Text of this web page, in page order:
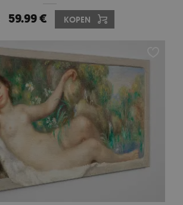
59.99 € KOPEN